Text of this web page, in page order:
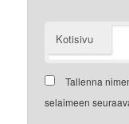
Kotisivu
Tallenna
selaimeen